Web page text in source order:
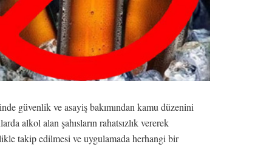
güvenlik ve asayiş bakımından kamu düzenini
alkol alan şahısların rahatsızlık vererek
takip edilmesi ve uygulamada herhangi bir